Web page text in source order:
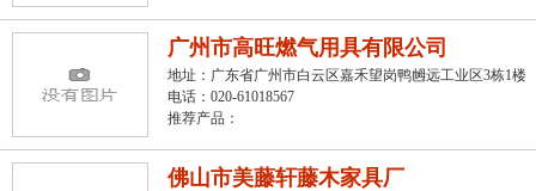
广州市高旺燃气用具有限公司
地址：广东省广州市白云区嘉禾望岗鸭乸远工业区3栋1楼
电话：020-61018567
推荐产品：
佛山市美藤轩藤木家具厂